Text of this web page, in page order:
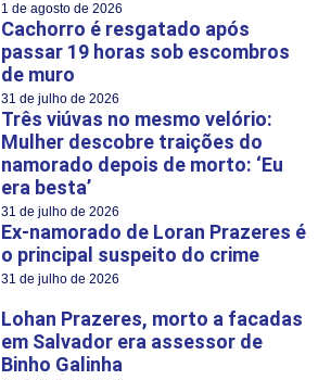
1 de agosto de 2026
Cachorro é resgatado após
passar 19 horas sob escombros
de muro
31 de julho de 2026
Três viúvas no mesmo velório:
Mulher descobre traições do
namorado depois de morto: ‘Eu
era besta’
31 de julho de 2026
Ex-namorado de Loran Prazeres é
o principal suspeito do crime
31 de julho de 2026
Lohan Prazeres, morto a facadas
em Salvador era assessor de
Binho Galinha